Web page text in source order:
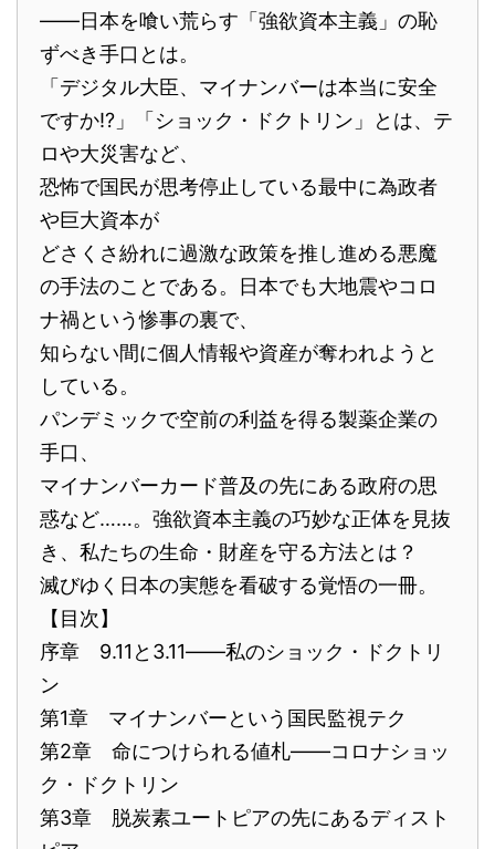
――日本を喰い荒らす「強欲資本主義」の恥
ずべき手口とは。
「デジタル大臣、マイナンバーは本当に安全
ですか!?」「ショック・ドクトリン」とは、テ
ロや大災害など、
恐怖で国民が思考停止している最中に為政者
や巨大資本が
どさくさ紛れに過激な政策を推し進める悪魔
の手法のことである。日本でも大地震やコロ
ナ禍という惨事の裏で、
知らない間に個人情報や資産が奪われようと
している。
パンデミックで空前の利益を得る製薬企業の
手口、
マイナンバーカード普及の先にある政府の思
惑など……。強欲資本主義の巧妙な正体を見抜
き、私たちの生命・財産を守る方法とは？
滅びゆく日本の実態を看破する覚悟の一冊。
【目次】
序章 9.11と3.11――私のショック・ドクトリ
ン
第1章 マイナンバーという国民監視テク
第2章 命につけられる値札――コロナショッ
ク・ドクトリン
第3章 脱炭素ユートピアの先にあるディスト